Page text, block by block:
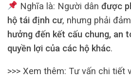
Nghĩa là: Người dân được
hộ tái định cư, nhưng phải
hưởng đến kết cấu chung, an
quyền lợi của các hộ khác.
>>> Xem thêm: Tư vấn chi tiết